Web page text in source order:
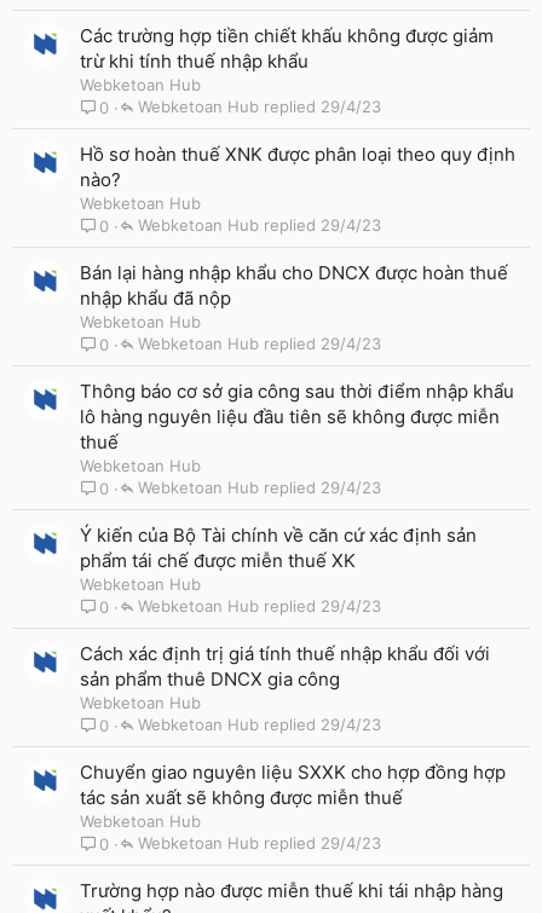
Các trường hợp tiền chiết khấu không được giảm
trừ khi tính thuế nhập khẩu
Webketoan Hub
0
29/4/23
Webketoan Hub
Hồ sơ hoàn thuế XNK được phân loại theo quy định
nào?
Webketoan Hub
0
29/4/23
Webketoan Hub
Bán lại hàng nhập khẩu cho DNCX được hoàn thuế
nhập khẩu đã nộp
Webketoan Hub
0
29/4/23
Webketoan Hub
Thông báo cơ sở gia công sau thời điểm nhập khẩu
lô hàng nguyên liệu đầu tiên sẽ không được miễn
thuế
Webketoan Hub
0
29/4/23
Webketoan Hub
Ý kiến của Bộ Tài chính về căn cứ xác định sản
phẩm tái chế được miễn thuế XK
Webketoan Hub
0
29/4/23
Webketoan Hub
Cách xác định trị giá tính thuế nhập khẩu đối với
sản phẩm thuê DNCX gia công
Webketoan Hub
0
29/4/23
Webketoan Hub
Chuyển giao nguyên liệu SXXK cho hợp đồng hợp
tác sản xuất sẽ không được miễn thuế
Webketoan Hub
0
29/4/23
Webketoan Hub
Trường hợp nào được miễn thuế khi tái nhập hàng